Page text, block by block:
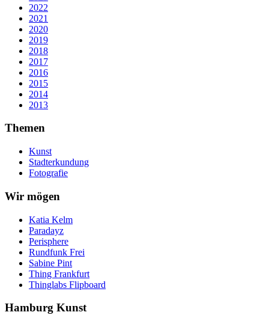
2022
2021
2020
2019
2018
2017
2016
2015
2014
2013
Themen
Kunst
Stadterkundung
Fotografie
Wir mögen
Katia Kelm
Paradayz
Perisphere
Rundfunk Frei
Sabine Pint
Thing Frankfurt
Thinglabs Flipboard
Hamburg Kunst